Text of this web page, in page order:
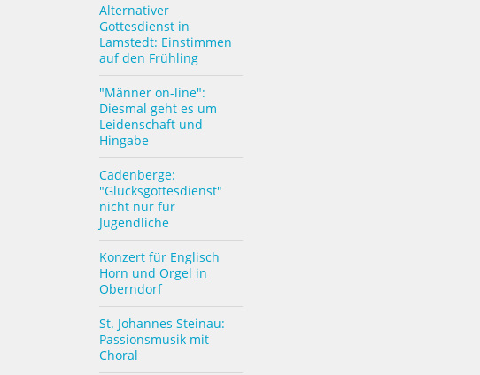
Alternativer
Gottesdienst in
Lamstedt: Einstimmen
auf den Frühling
"Männer on-line":
Diesmal geht es um
Leidenschaft und
Hingabe
Cadenberge:
"Glücksgottesdienst"
nicht nur für
Jugendliche
Konzert für Englisch
Horn und Orgel in
Oberndorf
St. Johannes Steinau:
Passionsmusik mit
Choral